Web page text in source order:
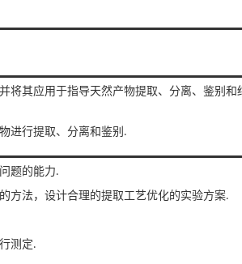
将其应用于指导天然产物提取、分离、鉴别和
进行提取、分离和鉴别.
题的能力.
方法，设计合理的提取工艺优化的实验方案.
测定.